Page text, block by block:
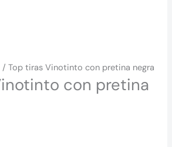
/ Top tiras Vinotinto con pretina negra
con pretina